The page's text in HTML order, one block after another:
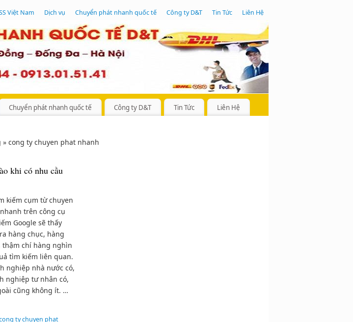
Việt Nam Dịch vụ Chuyển phát nhanh quốc tế Công ty D&T Tin Tức Liên Hệ
Chuyển phát nhanh quốc tế Công ty D&T Tin Tức Liên Hệ
» cong ty chuyen phat nhanh
khi có nhu cầu
kiếm cụm từ chuyen
trên công cụ
Google sẽ thấy
hàng chục, hàng
thậm chí hàng nghìn
tìm kiếm liên quan.
nghiệp nhà nước có,
nghiệp tư nhân có,
cũng không ít. …
ty chuyen phat